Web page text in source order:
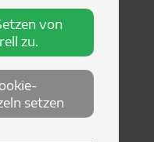
von
zu.
setzen